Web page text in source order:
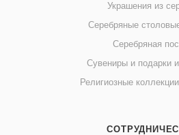
Украшения из
Серебряные
Серебряная
Сувениры и подарки
Религиозные